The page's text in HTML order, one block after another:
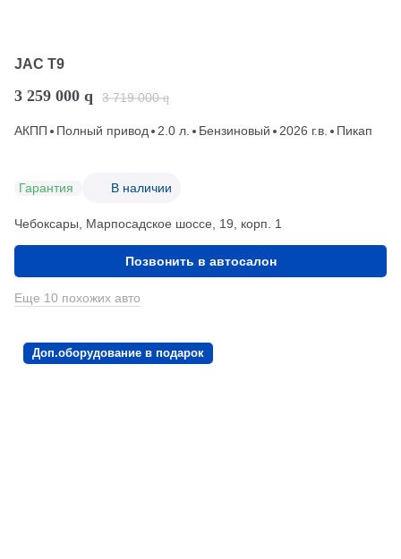
JAC T9
3 259 000 q 3 719 000 q
АКПП Полный привод 2.0 л. Бензиновый 2026 г.в. Пикап
Гарантия В наличии
Чебоксары, Марпосадское шоссе, 19, корп. 1
Позвонить в автосалон
Еще 10 похожих авто
Доп.оборудование в подарок